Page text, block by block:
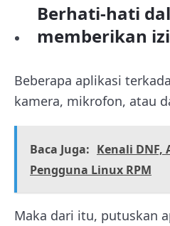
Berhati-hati
memberikan
Beberapa aplikasi
kamera, mikrofon, atau
Baca Juga: Kenali
Pengguna Linux RPM
Maka dari itu, putuskan